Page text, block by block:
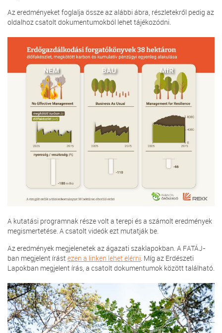
Az eredményeket foglalja össze az alábbi ábra, részletekről pedig az
oldalhoz csatolt dokumentumokból lehet tájékozódni.
A kutatási programnak része volt a terepi és a számolt eredmények
megismertetése. A csatolt videók ezt mutatják be.
Az eredmények megjelenetek az ágazati szaklapokban. A FATÁJ-
ban megjelent írást ezen a linken lehet elérni. Míg az Erdészeti
Lapokban megjelent írás, a csatolt dokumentumok között található.